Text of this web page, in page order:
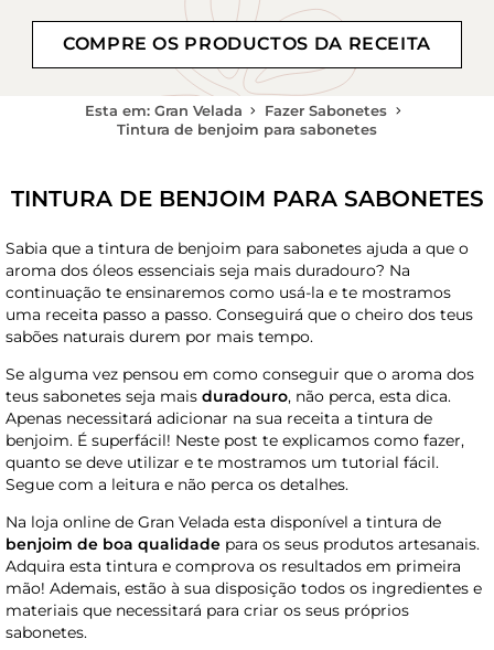
COMPRE OS PRODUCTOS DA RECEITA
Esta em: Gran Velada
Fazer Sabonetes
Tintura de benjoim para sabonetes
TINTURA DE BENJOIM PARA SABONETES
Sabia que a tintura de benjoim para sabonetes ajuda a que o
aroma dos óleos essenciais seja mais duradouro? Na
continuação te ensinaremos como usá-la e te mostramos
uma receita passo a passo. Conseguirá que o cheiro dos teus
sabões naturais durem por mais tempo.
Se alguma vez pensou em como conseguir que o aroma dos
teus sabonetes seja mais duradouro, não perca, esta dica.
Apenas necessitará adicionar na sua receita a tintura de
benjoim. É superfácil! Neste post te explicamos como fazer,
quanto se deve utilizar e te mostramos um tutorial fácil.
Segue com a leitura e não perca os detalhes.
Na loja online de Gran Velada esta disponível a tintura de
benjoim de boa qualidade para os seus produtos artesanais.
Adquira esta tintura e comprova os resultados em primeira
mão! Ademais, estão à sua disposição todos os ingredientes e
materiais que necessitará para criar os seus próprios
sabonetes.